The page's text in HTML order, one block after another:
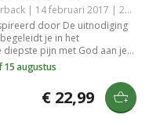
Nederlands | Paperback | 14 februari 2017 | 224 pagina's | 9789043528184
door De uitnodiging
je in het
pijn met God aan je
en diepgaande vragen
in je zoektocht naar hoop en
als individueel.
is naar spirituele
15 augustus
€ 22,99